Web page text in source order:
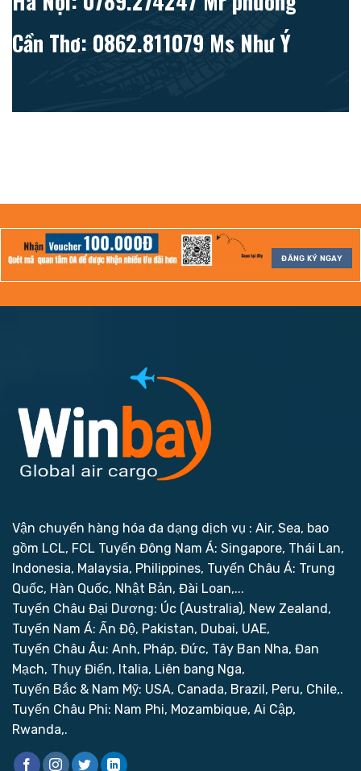
Cần Thơ: 0862.811079 Ms Như Ý
ĐĂNG KÝ NGAY
Vận chuyển hàng hóa đa dạng dịch vụ : Air, Sea, bao
gồm LCL, FCL Tuyến Đông Nam Á: Singapore, Thái Lan,
Indonesia, Malaysia, Philippines, Tuyến Châu Á: Trung
Quốc, Hàn Quốc, Nhật Bản, Đài Loan,...
Tuyến Châu Đại Dương: Úc (Australia), New Zealand,
Tuyến Nam Á: Ấn Độ, Pakistan, Dubai, UAE,
Tuyến Châu Âu: Anh, Pháp, Đức, Tây Ban Nha, Đan
Mạch, Thụy Điển, Italia, Liên bang Nga,
Tuyến Bắc & Nam Mỹ: USA, Canada, Brazil, Peru, Chile,.
Tuyến Châu Phi: Nam Phi, Mozambique, Ai Cập,
Rwanda,.